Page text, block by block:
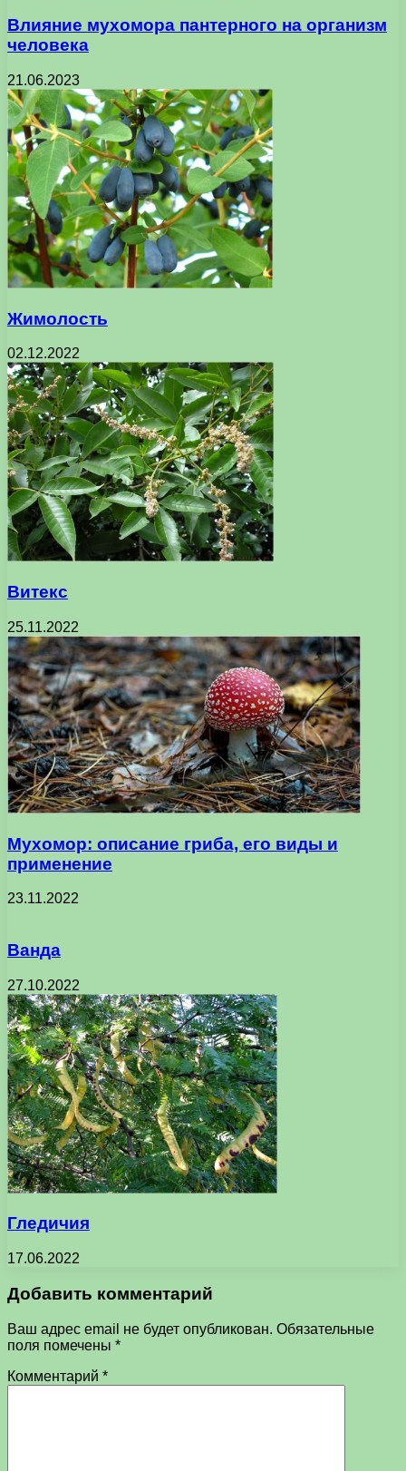
Влияние мухомора пантерного на организм
человека
21.06.2023
Жимолость
02.12.2022
Витекс
25.11.2022
Мухомор: описание гриба, его виды и
применение
23.11.2022
Ванда
27.10.2022
Гледичия
17.06.2022
Добавить комментарий
Ваш адрес email не будет опубликован. Обязательные
поля помечены *
Комментарий *